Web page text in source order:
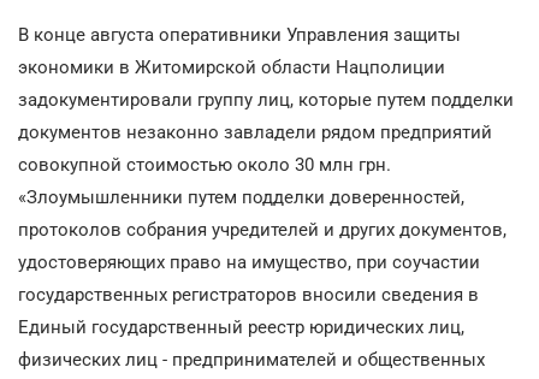
В конце августа оперативники Управления защиты
экономики в Житомирской области Нацполиции
задокументировали группу лиц, которые путем подделки
документов незаконно завладели рядом предприятий
совокупной стоимостью около 30 млн грн.
«Злоумышленники путем подделки доверенностей,
протоколов собрания учредителей и других документов,
удостоверяющих право на имущество, при соучастии
государственных регистраторов вносили сведения в
Единый государственный реестр юридических лиц,
физических лиц - предпринимателей и общественных